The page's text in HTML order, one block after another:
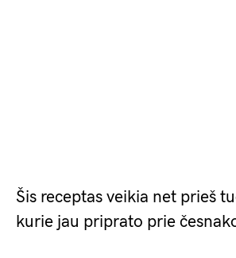
Šis receptas veikia net prieš
kurie jau priprato prie